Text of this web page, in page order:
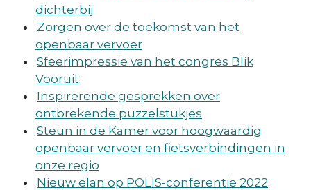
dichterbij
Zorgen over de toekomst van het
openbaar vervoer
Sfeerimpressie van het congres Blik
Vooruit
Inspirerende gesprekken over
ontbrekende puzzelstukjes
Steun in de Kamer voor hoogwaardig
openbaar vervoer en fietsverbindingen in
onze regio
Nieuw elan op POLIS-conferentie 2022